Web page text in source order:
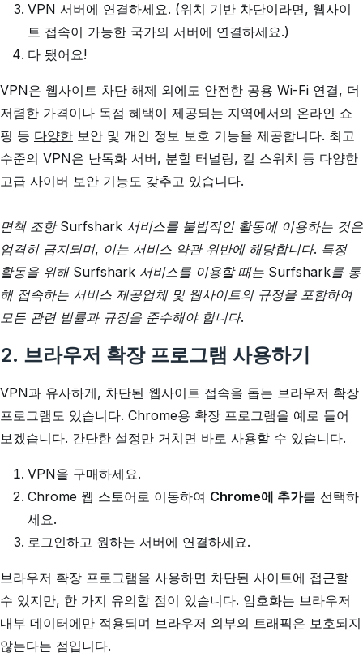
VPN 서버에 연결하세요. (위치 기반 차단이라면, 웹사이
트 접속이 가능한 국가의 서버에 연결하세요.)
다 됐어요!
VPN은 웹사이트 차단 해제 외에도 안전한 공용 Wi-Fi 연결, 더
저렴한 가격이나 독점 혜택이 제공되는 지역에서의 온라인 쇼
핑 등 다양한보안 및 개인 정보 보호 기능을 제공합니다. 최고
수준의 VPN은 난독화 서버, 분할 터널링, 킬 스위치 등 다양한
고급 사이버 보안 기능도 갖추고 있습니다.
면책 조항 Surfshark 서비스를 불법적인 활동에 이용하는 것은
엄격히 금지되며, 이는 서비스 약관 위반에 해당합니다. 특정
활동을 위해 Surfshark 서비스를 이용할 때는 Surfshark를 통
해 접속하는 서비스 제공업체 및 웹사이트의 규정을 포함하여
모든 관련 법률과 규정을 준수해야 합니다.
2. 브라우저 확장 프로그램 사용하기
VPN과 유사하게, 차단된 웹사이트 접속을 돕는 브라우저 확장
프로그램도 있습니다. Chrome용 확장 프로그램을 예로 들어
보겠습니다. 간단한 설정만 거치면 바로 사용할 수 있습니다.
VPN을 구매하세요.
Chrome 웹 스토어로 이동하여 Chrome에 추가를 선택하
세요.
로그인하고 원하는 서버에 연결하세요.
브라우저 확장 프로그램을 사용하면 차단된 사이트에 접근할
수 있지만, 한 가지 유의할 점이 있습니다. 암호화는 브라우저
내부 데이터에만 적용되며 브라우저 외부의 트래픽은 보호되지
않는다는 점입니다.